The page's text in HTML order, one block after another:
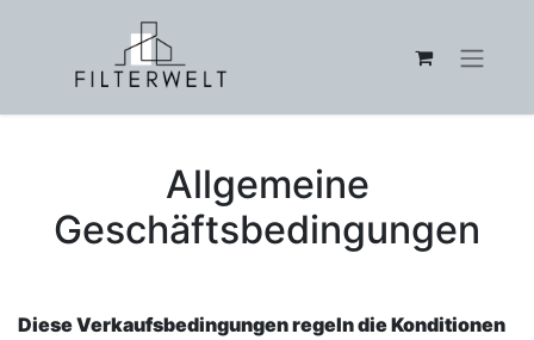
Allgemeine
Geschäftsbedingungen
Diese Verkaufsbedingungen regeln die Konditionen